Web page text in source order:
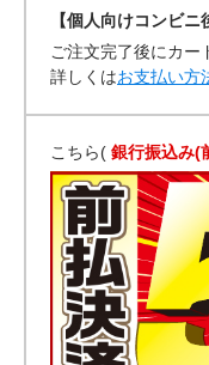
【個人向けコンビニ
ご注文完了後にカー
詳しくはお支払い方
こちら( 銀行振込み(